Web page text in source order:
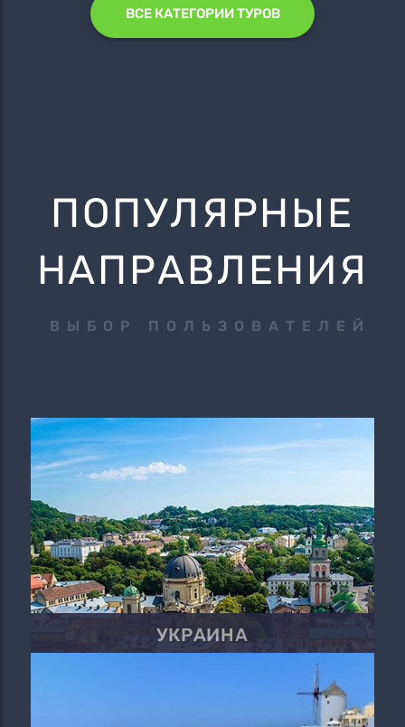
ВСЕ КАТЕГОРИИ ТУРОВ
ПОПУЛЯРНЫЕ
НАПРАВЛЕНИЯ
ВЫБОР ПОЛЬЗОВАТЕЛЕЙ
УКРАИНА